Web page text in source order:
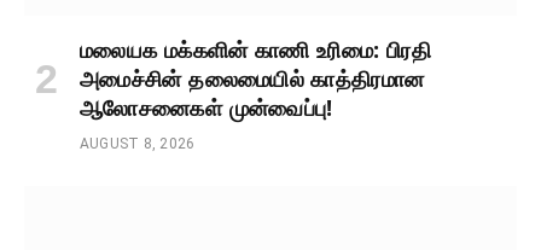
மலையக மக்களின் காணி உரிமை: பிரதி
அமைச்சின் தலைமையில் காத்திரமான
ஆலோசனைகள் முன்வைப்பு!
AUGUST 8, 2026